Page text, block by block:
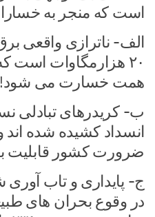
است که منجر به
الف- ناترازی واقعی
همت خسارت می شود!
ب- کریدرهای تبادلی
انسداد کشیده شده اند
ضرورت کشور قابلیت
ج- پایداری و تاب
در وقوع بحران های